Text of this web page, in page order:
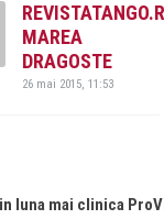
MAREA
DRAGOSTE
26 mai 2015, 11:53
luna mai clinica